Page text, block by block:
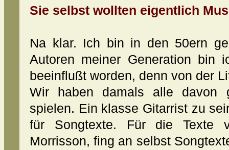
Sie selbst wollten eigentlich
Na klar. Ich bin in den 50ern
Autoren meiner Generation bin
beeinflußt worden, denn von der
Wir haben damals alle davon
spielen. Ein klasse Gitarrist zu
für Songtexte. Für die Texte
Morrisson, fing an selbst